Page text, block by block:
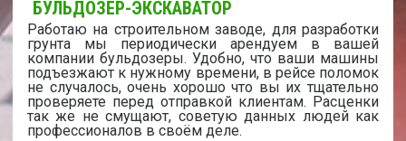
БУЛЬДОЗЕР-ЭКСКАВАТОР
Работаю на строительном заводе, для разработки
грунта мы периодически арендуем в вашей
компании бульдозеры. Удобно, что ваши машины
подъезжают к нужному времени, в рейсе поломок
не случалось, очень хорошо что вы их тщательно
проверяете перед отправкой клиентам. Расценки
так же не смущают, советую данных людей как
профессионалов в своём деле.